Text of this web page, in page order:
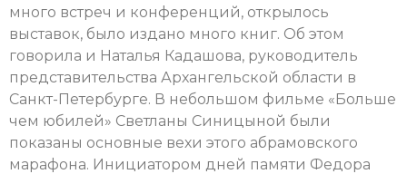
много встреч и конференций, открылось
выставок, было издано много книг. Об этом
говорила и Наталья Кадашова, руководитель
представительства Архангельской области в
Санкт-Петербурге. В небольшом фильме «Больше
чем юбилей» Светланы Синицыной были
показаны основные вехи этого абрамовского
марафона. Инициатором дней памяти Федора